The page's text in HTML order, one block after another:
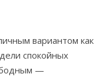
вариантом как
спокойных
—